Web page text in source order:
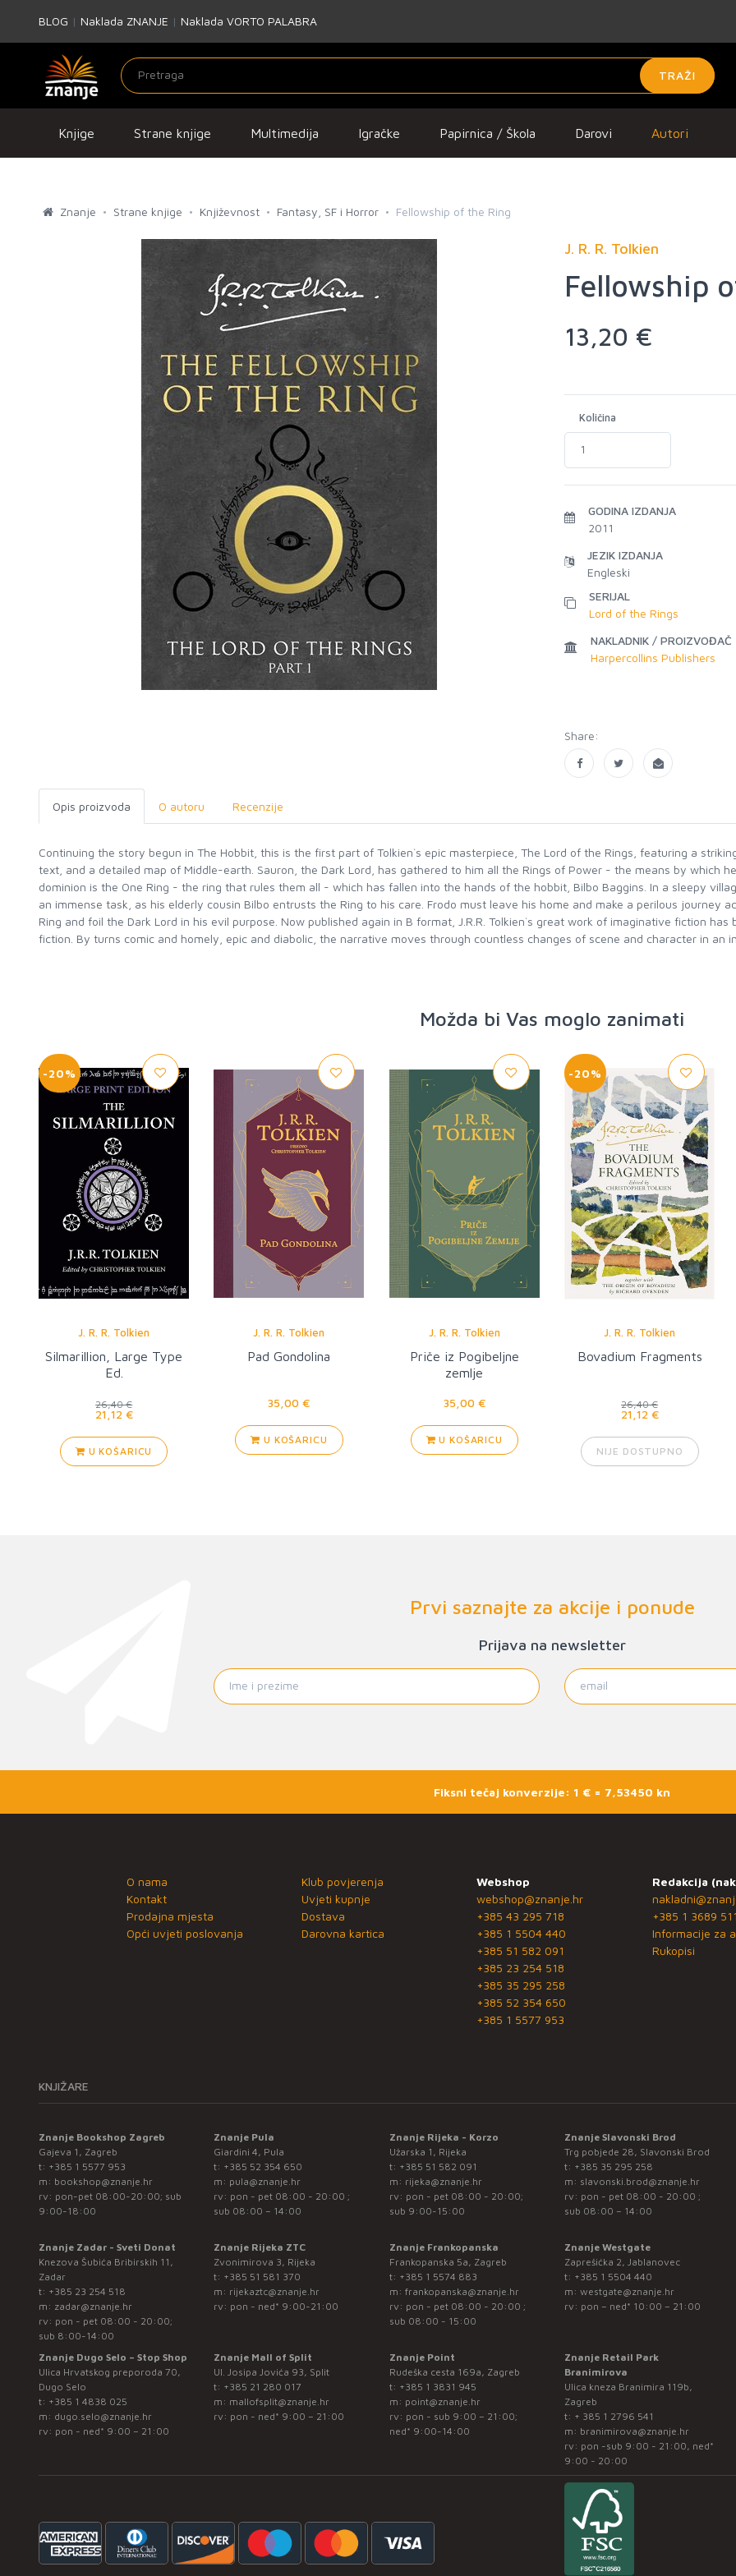
BLOG | Naklada ZNANJE | Naklada VORTO PALABRA
TRAŽI
Knjige Strane knjige Multimedija Igračke Papirnica / Škola Darovi Autori
Znanje Strane knjige Književnost Fantasy, SF i Horror Fellowship of the Ring
J. R. R. Tolkien
Fellowship
13,20 €
Količina
GODINA IZDANJA
2011
JEZIK IZDANJA
Engleski
SERIJAL
Lord of the Rings
NAKLADNIK / PROIZVOĐAČ
Harpercollins Publishers
Share:
Opis proizvoda O autoru Recenzije
Continuing the story begun in The Hobbit, this is the first part of Tolkien`s epic masterpiece, The Lord of the Rings, featuring a
text, and a detailed map of Middle-earth. Sauron, the Dark Lord, has gathered to him all the Rings of Power - the means by which
dominion is the One Ring - the ring that rules them all - which has fallen into the hands of the hobbit, Bilbo Baggins. In a sleepy
an immense task, as his elderly cousin Bilbo entrusts the Ring to his care. Frodo must leave his home and make a perilous journey
Ring and foil the Dark Lord in his evil purpose. Now published again in B format, J.R.R. Tolkien`s great work of imaginative fiction
fiction. By turns comic and homely, epic and diabolic, the narrative moves through countless changes of scene and character in an
Možda bi Vas moglo zanimati
-20%
J. R. R. Tolkien
Silmarillion, Large Type
Ed.
26,40 €
21,12 €
U KOŠARICU
J. R. R. Tolkien
Pad Gondolina
35,00 €
U KOŠARICU
J. R. R. Tolkien
Priče iz Pogibeljne
zemlje
35,00 €
U KOŠARICU
-20%
J. R. R. Tolkien
Bovadium Fragments
26,40 €
21,12 €
NIJE DOSTUPNO
Prvi saznajte za akcije i ponude
Prijava na newsletter
Fiksni tečaj konverzije: 1 € = 7,53450 kn
O nama
Kontakt
Prodajna mjesta
Opći uvjeti poslovanja
Klub povjerenja
Uvjeti kupnje
Dostava
Darovna kartica
Webshop
webshop@znanje.hr
+385 43 295 718
+385 1 5504 440
+385 51 582 091
+385 23 254 518
+385 35 295 258
+385 52 354 650
+385 1 5577 953
Redakcija
+385 1 3689 511
Informacije za
Rukopisi
KNJIŽARE
Znanje Bookshop Zagreb
Gajeva 1, Zagreb
t: +385 1 5577 953
m: bookshop@znanje.hr
rv: pon-pet 08:00-20:00; sub
9:00-18:00
Znanje Pula
Giardini 4, Pula
t: +385 52 354 650
m: pula@znanje.hr
rv: pon - pet 08:00 - 20:00 ;
sub 08:00 – 14:00
Znanje Rijeka - Korzo
Užarska 1, Rijeka
t: +385 51 582 091
m: rijeka@znanje.hr
rv: pon - pet 08:00 - 20:00;
sub 9:00-15:00
Znanje Slavonski Brod
Trg pobjede 28, Slavonski Brod
t: +385 35 295 258
m: slavonski.brod@znanje.hr
rv: pon - pet 08:00 - 20:00 ;
sub 08:00 – 14:00
Znanje Zadar - Sveti Donat
Knezova Šubića Bribirskih 11,
Zadar
t: +385 23 254 518
m: zadar@znanje.hr
rv: pon - pet 08:00 - 20:00;
sub 8:00-14:00
Znanje Rijeka ZTC
Zvonimirova 3, Rijeka
t: +385 51 581 370
m: rijekaztc@znanje.hr
rv: pon - ned* 9:00-21:00
Znanje Frankopanska
Frankopanska 5a, Zagreb
t: +385 1 5574 883
m: frankopanska@znanje.hr
rv: pon - pet 08:00 - 20:00 ;
sub 08:00 - 15:00
Znanje Westgate
Zaprešićka 2, Jablanovec
t: +385 1 5504 440
m: westgate@znanje.hr
rv: pon – ned* 10:00 – 21:00
Znanje Dugo Selo – Stop Shop
Ulica Hrvatskog preporoda 70,
Dugo Selo
t: +385 1 4838 025
m: dugo.selo@znanje.hr
rv: pon - ned* 9:00 – 21:00
Znanje Mall of Split
Ul. Josipa Jovića 93, Split
t: +385 21 280 017
m: mallofsplit@znanje.hr
rv: pon - ned* 9:00 – 21:00
Znanje Point
Rudeška cesta 169a, Zagreb
t: +385 1 3831 945
m: point@znanje.hr
rv: pon - sub 9:00 – 21:00;
ned* 9:00-14:00
Znanje Retail Park
Branimirova
Ulica kneza Branimira 119b,
Zagreb
t: + 385 1 2796 541
m: branimirova@znanje.hr
rv: pon -sub 9:00 - 21:00, ned*
9:00 - 20:00